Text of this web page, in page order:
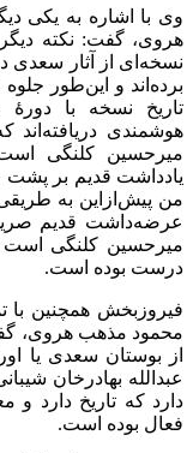
وی با اشاره به یکی
هروی، گفت: نکته
نسخه‌ای از آثار سعدی
برده‌اند و این‌طور
تاریخ نسخه با
هوشمندی
میرحسین کلنگی
یادداشت قدیم بر پشت
من پیش‌ازاین به
عرضه‌داشت قدیم
میرحسین کلنگی
درست بوده است.
فیروزبخش همچنین با
محمود مذهب هروی،
از بوستان سعدی یا
عبدالله بهادرخان
فعال بوده است.